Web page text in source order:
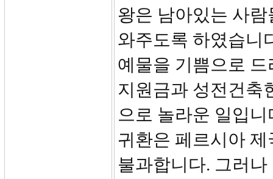
왕은 남아있는 사
와주도록 하였습니
예물을 기쁨으로
지원금과 성전건축
으로 놀라운 일입
귀환은 페르시아
불과합니다. 그러